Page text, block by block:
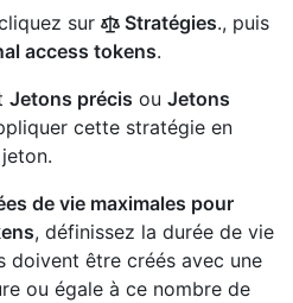
sur
Stratégies., puis
access tokens.
Jetons précis ou Jetons
cette stratégie en
de vie maximales pour
, définissez la durée de vie
doivent être créés avec une
ou égale à ce nombre de